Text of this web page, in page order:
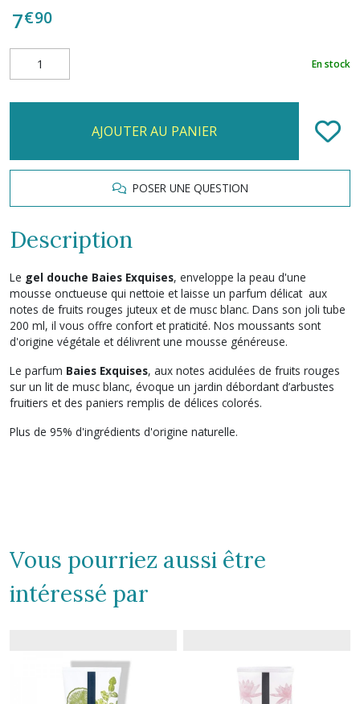
7€90
En stock
AJOUTER AU PANIER
POSER UNE QUESTION
Description
Le gel douche Baies Exquises, enveloppe la peau d'une
mousse onctueuse qui nettoie et laisse un parfum délicat aux
notes de fruits rouges juteux et de musc blanc. Dans son joli tube
200 ml, il vous offre confort et praticité. Nos moussants sont
d'origine végétale et délivrent une mousse généreuse.
Le parfum Baies Exquises, aux notes acidulées de fruits rouges
sur un lit de musc blanc, évoque un jardin débordant d’arbustes
fruitiers et des paniers remplis de délices colorés.
Plus de 95% d'ingrédients d'origine naturelle.
Vous pourriez aussi être
intéressé par